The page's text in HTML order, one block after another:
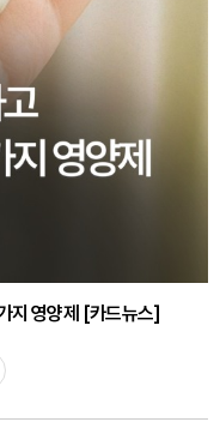
지 영양제 [카드뉴스]